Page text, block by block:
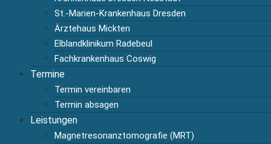
St.-Marien-Krankenhaus Dresden
Ärztehaus Mickten
Elblandklinikum Radebeul
Fachkrankenhaus Coswig
Termine
Termin vereinbaren
Termin absagen
Leistungen
Magnetresonanztomografie (MRT)